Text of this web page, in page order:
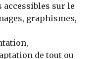
accessibles sur le
graphismes,
de tout ou